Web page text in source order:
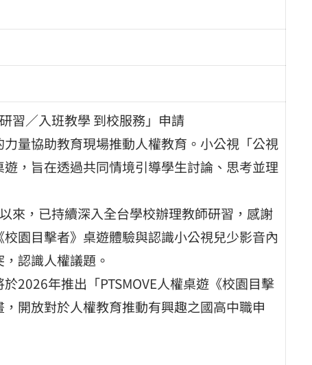
習／入班教學 到校服務」申請
量協助教育現場推動人權教育。小公視「公視
，旨在透過共同情境引導學生討論、思考並理
來，已持續深入全台學校辦理教師研習，感謝
園目擊者》桌遊體驗與認識小公視兒少影音內
認識人權議題。
2026年推出「PTSMOVE人權桌遊《校園目擊
開放對於人權教育推動有興趣之國高中職申